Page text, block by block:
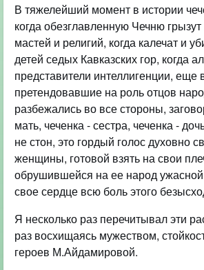
В тяжелейший момент в истории
когда обезглавленную Чечню
мастей и религий, когда калечат и
детей седых Кавказских гор, когда
представители интеллигенции, еще
претендовавшие на роль отцов
разбежались во все стороны,
мать, чеченка - сестра, чеченка -
не стон, это гордый голос духовно
женщины, готовой взять на свои
обрушившейся на ее народ
свое сердце всю боль этого
Я несколько раз перечитывал эти
раз восхищаясь мужеством,
героев М.Айдамировой.